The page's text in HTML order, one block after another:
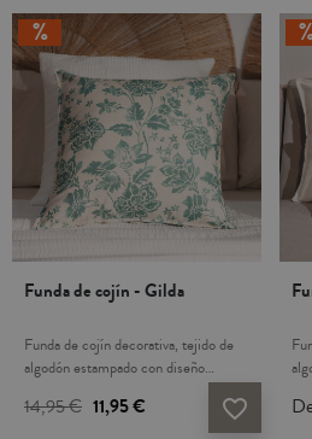
favorite_border
Funda de cojín - Gilda
Funda de cojín decorativa, tejido de
algodón estampado con diseño
Pestaña decorativa en 3 lados. Tejido
14,95 € 11,95 €